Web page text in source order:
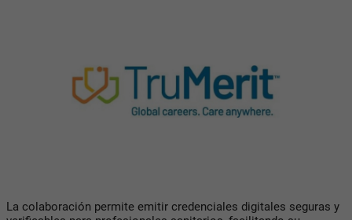
La colaboración permite emitir credenciales digitales seguras y